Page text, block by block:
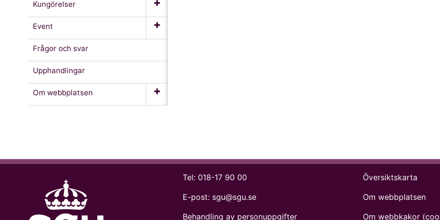
Kungörelser
Event
Frågor och svar
Upphandlingar
Om webb­platsen
Tel: 018-17 90 00
E-post: sgu@sgu.se
Behandling av personuppgifter
Översiktskarta
Om webbplatsen
Om webbkakor